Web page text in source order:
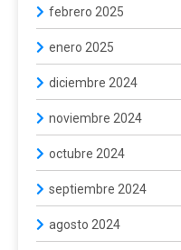
febrero 2025
enero 2025
diciembre 2024
noviembre 2024
octubre 2024
septiembre 2024
agosto 2024